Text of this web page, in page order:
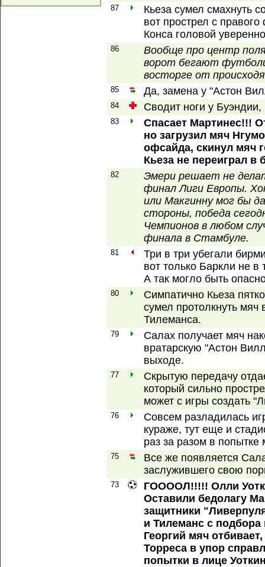
87
Кьеза сумел смахнуть
вот прострел с
Конса головой
86
Вообще про центр
ворот бегают
восторге от
85 Да, замена у "Астон
84 Сводит ноги у
83
Спасает Мартинес!!!
но загрузил мяч
офсайда, скинул мяч
Кьеза не переиграл
82
Эмери решает не
финал Лиги Европы.
или Макгинну мог бы
стороны, победа
Чемпионов в любом
финала в Стамбуле.
81
Три в три убегали
вот только Баркли не в
А так могло быть
80
Симпатично Кьеза
сумел протолкнуть
Тилеманса.
79
Салах получает мяч
вратарскую "Астон
выходе.
77
Скрытую передачу
который сильно
может с игры создать
76
Совсем разладилась
кураже, тут еще и
раз за разом в попытке
75
Все же появляется
заслужившего свою
73
ГООООЛ!!!!! Олли
Оставили бедолагу
защитники
и Тилеманс с
Георгий мяч
Торреса в упор
попытки в лице